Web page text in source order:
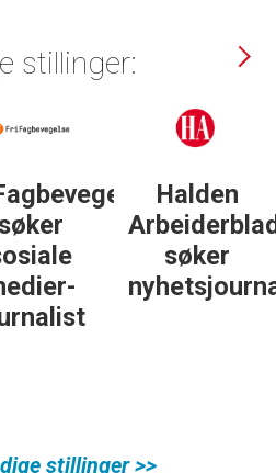
stillinger:
søker
Halden
søker
stillinger >>